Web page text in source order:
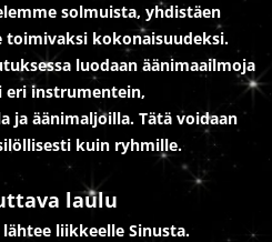
solmuista, yhdistäen
toimivaksi kokonaisuudeksi.
luodaan äänimaailmoja
eri instrumentein,
ja äänimaljoilla. Tätä voidaan
kuin ryhmille.
laulu
liikkeelle Sinusta.